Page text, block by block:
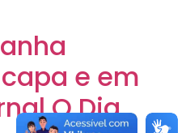
e em
O Dia